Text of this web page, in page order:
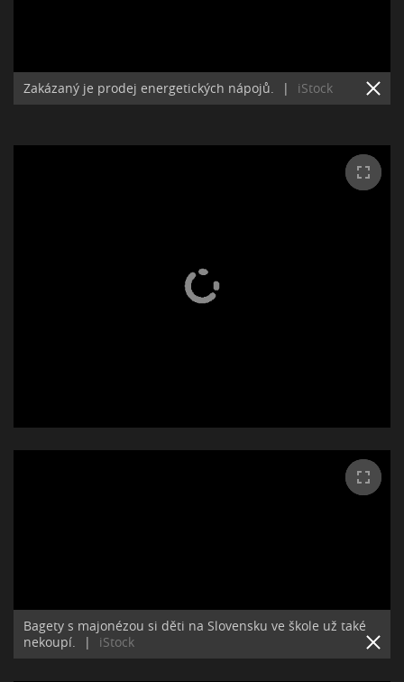
Zakázaný je prodej energetických nápojů. | iStock
Bagety s majonézou si děti na Slovensku ve škole už také
nekoupí.
| iStock